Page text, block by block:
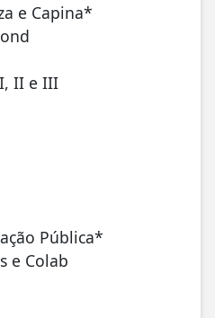
e Capina*
II e III
Pública*
e Colab